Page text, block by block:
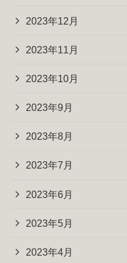
2023年12月
2023年11月
2023年10月
2023年9月
2023年8月
2023年7月
2023年6月
2023年5月
2023年4月